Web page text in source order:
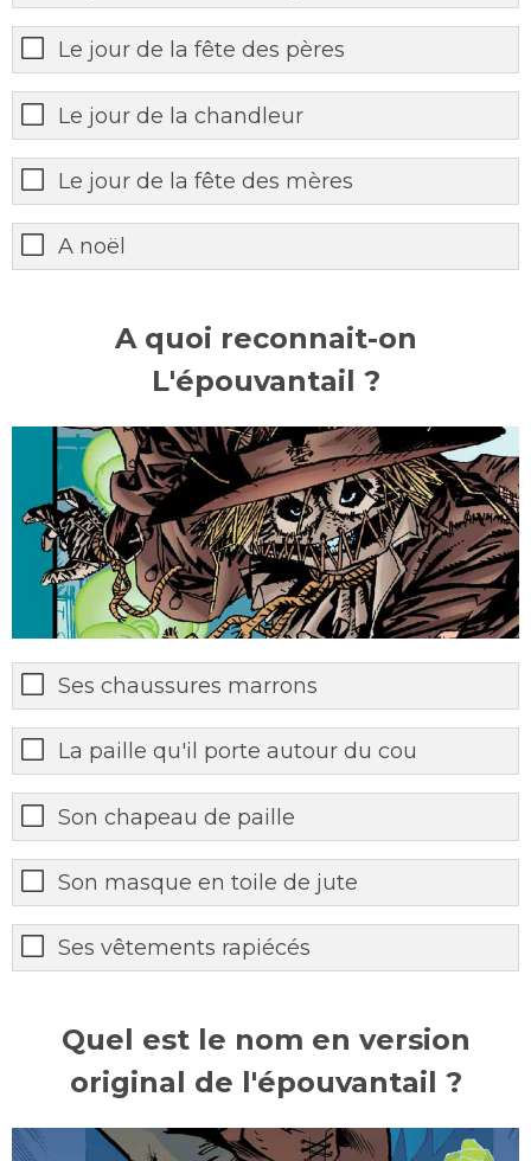
Le jour de la fête des pères
Le jour de la chandleur
Le jour de la fête des mères
A noël
A quoi reconnait-on
L'épouvantail ?
Ses chaussures marrons
La paille qu'il porte autour du cou
Son chapeau de paille
Son masque en toile de jute
Ses vêtements rapiécés
Quel est le nom en version
original de l'épouvantail ?